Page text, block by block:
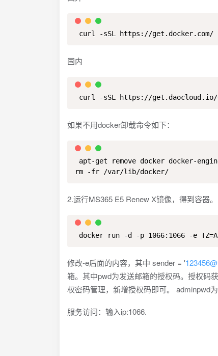
curl -sSL https://get.docker.com/
国内
curl -sSL https://get.daocloud.io/
如果不用docker卸载命令如下：
apt-get remove docker docker-
rm -fr /var/lib/docker/
2.运行MS365 E5 Renew X镜像，得到容器。
docker run -d -p 1066:1066 -e
修改-e后面的内容，其中 sender = '
箱。其中pwd为发送邮箱的授权码。授权码
权密码管理，新增授权码即可。 adminpwd
服务访问：输入ip:1066.